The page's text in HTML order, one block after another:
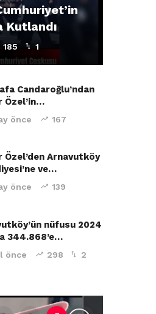
Kutlandı
185 1
Candaroğlu’ndan
Özel’in…
önce 167
Özel’den Arnavutköy
ve…
önce 139
nüfusu 2024
344.868’e…
önce 298 2